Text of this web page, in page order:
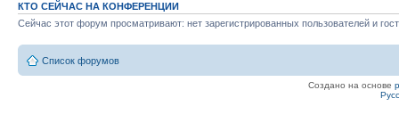
КТО СЕЙЧАС НА КОНФЕРЕНЦИИ
Сейчас этот форум просматривают: нет зарегистрированных пользователей и
Список форумов
Создано на основе